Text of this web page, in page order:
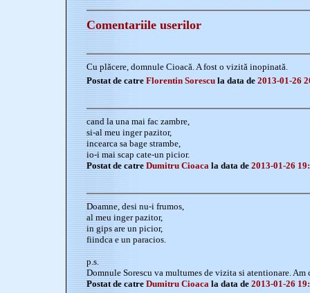
Comentariile userilor
Cu plăcere, domnule Cioacă. A fost o vizită inopinată.
Postat de catre Florentin Sorescu la data de 2013-01-26
cand la una mai fac zambre,
si-al meu inger pazitor,
incearca sa bage strambe,
io-i mai scap cate-un picior.
Postat de catre Dumitru Cioaca la data de 2013-01-26
Doamne, desi nu-i frumos,
al meu inger pazitor,
in gips are un picior,
fiindca e un paracios.
p.s.
Domnule Sorescu va multumes de vizita si atentionare. Am
Postat de catre Dumitru Cioaca la data de 2013-01-26